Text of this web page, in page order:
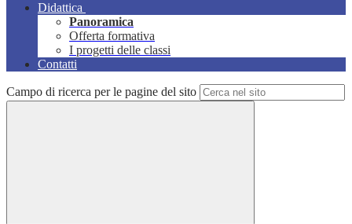
Didattica
Panoramica
Offerta formativa
I progetti delle classi
Contatti
Campo di ricerca per le pagine del sito